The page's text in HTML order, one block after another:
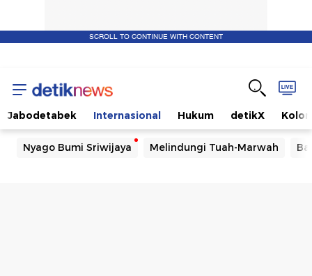
SCROLL TO CONTINUE WITH CONTENT
Jabodetabek Internasional Hukum detikX
Nyago Bumi Sriwijaya Melindungi Tuah-Marwah